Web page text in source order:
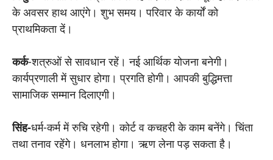
के अवसर हाथ आएंगे। शुभ समय। परिवार के कार्यों को
प्राथमिकता दें।
कर्क-शत्रुओं से सावधान रहें। नई आर्थिक योजना बनेगी।
कार्यप्रणाली में सुधार होगा। प्रगति होगी। आपकी बुद्धिमत्ता
सामाजिक सम्मान दिलाएगी।
सिंह-धर्म-कर्म में रुचि रहेगी। कोर्ट व कचहरी के काम बनेंगे। चिंता
तथा तनाव रहेंगे। धनलाभ होगा। ऋण लेना पड़ सकता है।